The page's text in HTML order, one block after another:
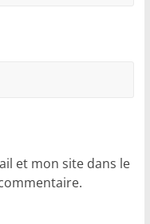
et mon site dans le